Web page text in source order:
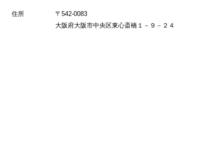
住所
〒542-0083
大阪府大阪市中央区東心斎橋１－９－２４